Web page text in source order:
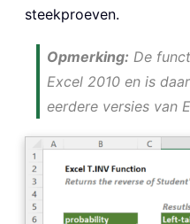
steekproeven.
Opmerking: De
Excel 2010 en is
eerdere versies van